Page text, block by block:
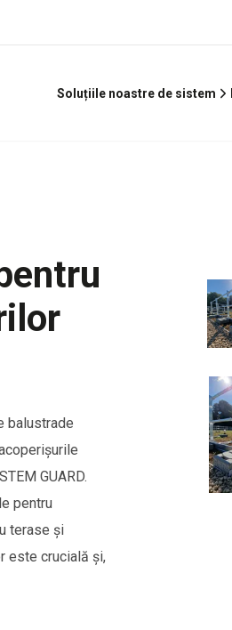
Soluțiile noastre de sistem
balustrade
GUARD.
pentru
terase și
este crucială și,